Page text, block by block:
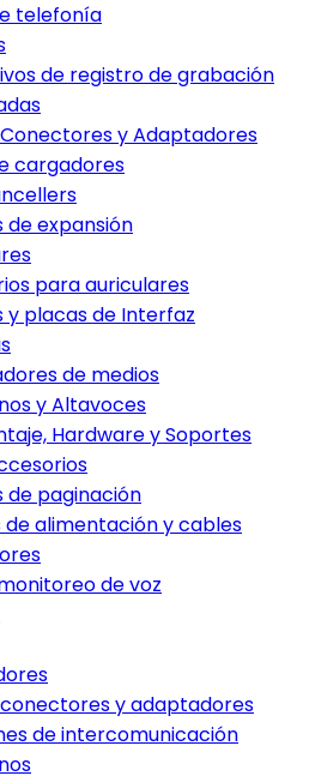
telefonía
de registro de grabación
y Adaptadores
cargadores
de expansión
para auriculares
y placas de Interfaz
de medios
y Altavoces
Hardware y Soportes
de paginación
de alimentación y cables
de voz
y adaptadores
de intercomunicación